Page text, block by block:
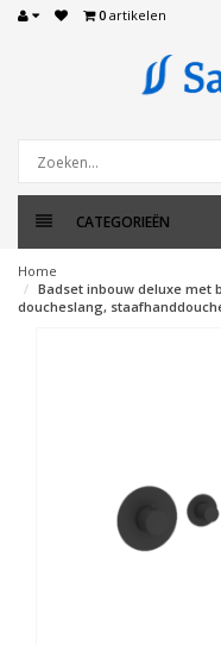
0 artikelen
CATEGORIEËN
Home
Badset inbouw deluxe
doucheslang,